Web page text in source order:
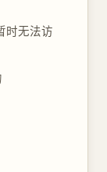
时无法访